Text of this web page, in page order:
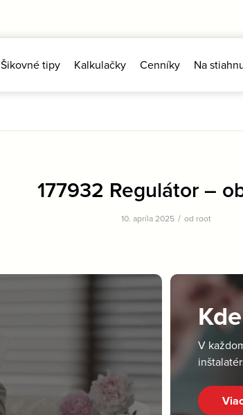
Šikovné tipy Kalkulačky Cenníky Na
177932 Regulátor –
10. apríla 2025 / od root
V